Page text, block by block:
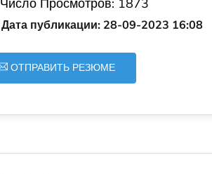
Число Просмотров: 1873
Дата публикации: 28-09-2023 16:08
ОТПРАВИТЬ РЕЗЮМЕ